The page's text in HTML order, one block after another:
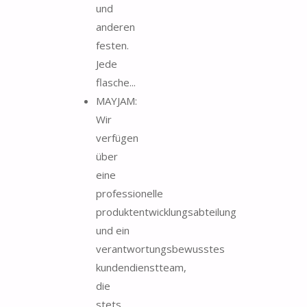
und
anderen
festen.
Jede
flasche...
MAYJAM:
Wir
verfügen
über
eine
professionelle
produktentwicklungsabteilung
und ein
verantwortungsbewusstes
kundendienstteam,
die
stets